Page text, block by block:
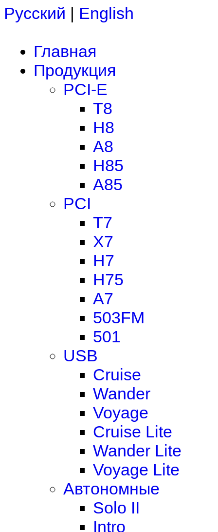
Русский | English
Главная
Продукция
PCI-E
T8
H8
A8
H85
A85
PCI
T7
X7
H7
H75
A7
503FM
501
USB
Cruise
Wander
Voyage
Cruise Lite
Wander Lite
Voyage Lite
Автономные
Solo II
Intro